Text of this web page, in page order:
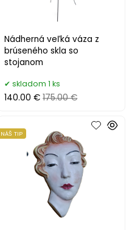
Nádherná veľká váza z
brúseného skla so
stojanom
skladom 1 ks
140.00 € 175.00 €
NÁŠ TIP